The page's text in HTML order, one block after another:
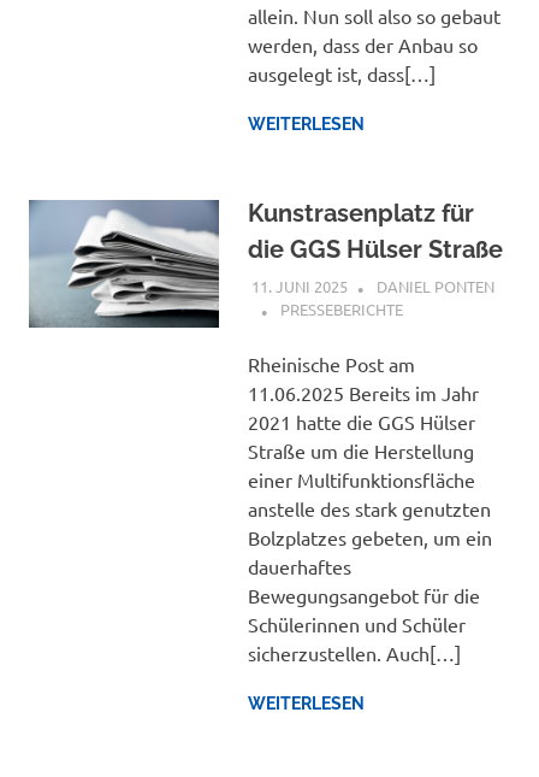
allein. Nun soll also so gebaut
werden, dass der Anbau so
ausgelegt ist, dass[…]
WEITERLESEN
Kunstrasenplatz für
die GGS Hülser Straße
11. JUNI 2025
DANIEL PONTEN
PRESSEBERICHTE
Rheinische Post am
11.06.2025 Bereits im Jahr
2021 hatte die GGS Hülser
Straße um die Herstellung
einer Multifunktionsfläche
anstelle des stark genutzten
Bolzplatzes gebeten, um ein
dauerhaftes
Bewegungsangebot für die
Schülerinnen und Schüler
sicherzustellen. Auch[…]
WEITERLESEN